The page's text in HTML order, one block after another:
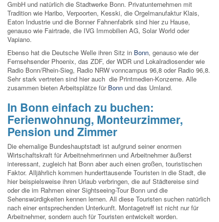
GmbH und natürlich die Stadtwerke Bonn. Privatunternehmen mit
Tradition wie Haribo, Verpoorten, Kesski, die Orgelmanufaktur Klais,
Eaton Industrie und die Bonner Fahnenfabrik sind hier zu Hause,
genauso wie Fairtrade, die IVG Immobilien AG, Solar World oder
Vapiano.
Ebenso hat die Deutsche Welle ihren Sitz in Bonn, genauso wie der
Fernsehsender Phoenix, das ZDF, der WDR und Lokalradiosender wie
Radio Bonn/Rhein-Sieg, Radio NRW vonncampus 96,8 oder Radio 96,8.
Sehr stark vertreten sind hier auch die Printmedien-Konzerne. Alle
zusammen bieten Arbeitsplätze für Bonn und das Umland.
In Bonn einfach zu buchen:
Ferienwohnung, Monteurzimmer,
Pension und Zimmer
Die ehemalige Bundeshauptstadt ist aufgrund seiner enormen
Wirtschaftskraft für Arbeitnehmerinnen und Arbeitnehmer äußerst
interessant, zugleich hat Bonn aber auch einen großen, touristischen
Faktor. Alljährlich kommen hunderttausende Touristen in die Stadt, die
hier beispielsweise ihren Urlaub verbringen, die auf Städtereise sind
oder die im Rahmen einer Sightseeing-Tour Bonn und die
Sehenswürdigkeiten kennen lernen. All diese Touristen suchen natürlich
nach einer entsprechenden Unterkunft. Montagetreff ist nicht nur für
Arbeitnehmer, sondern auch für Touristen entwickelt worden.